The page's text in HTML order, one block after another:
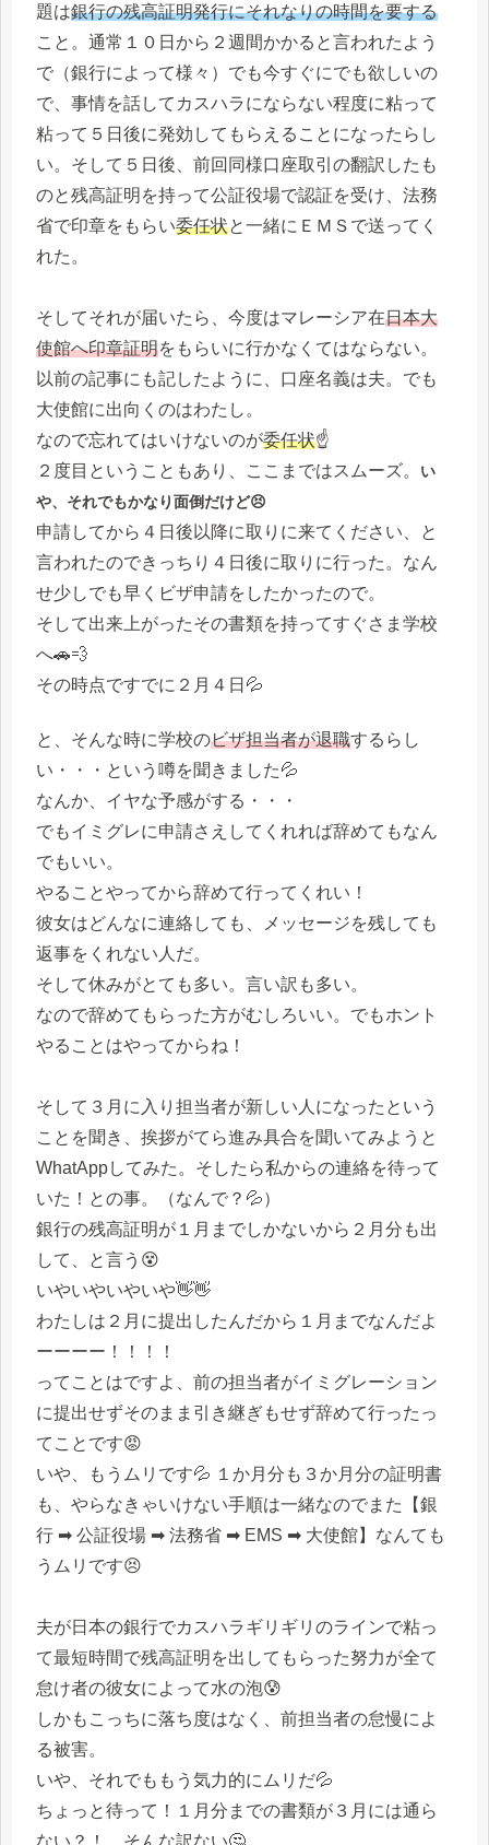
題は銀行の残高証明発行にそれなりの時間を要する
こと。通常１０日から２週間かかると言われたよう
で（銀行によって様々）でも今すぐにでも欲しいの
で、事情を話してカスハラにならない程度に粘って
粘って５日後に発効してもらえることになったらし
い。そして５日後、前回同様口座取引の翻訳したも
のと残高証明を持って公証役場で認証を受け、法務
省で印章をもらい委任状と一緒にＥＭＳで送ってく
れた。
そしてそれが届いたら、今度はマレーシア在日本大
使館へ印章証明をもらいに行かなくてはならない。
以前の記事にも記したように、口座名義は夫。でも
大使館に出向くのはわたし。
なので忘れてはいけないのが委任状☝
２度目ということもあり、ここまではスムーズ。 い
や、それでもかなり面倒だけど😣
申請してから４日後以降に取りに来てください、と
言われたのできっちり４日後に取りに行った。なん
せ少しでも早くビザ申請をしたかったので。
そして出来上がったその書類を持ってすぐさま学校
へ🚗💨
その時点ですでに２月４日💦
と、そんな時に学校のビザ担当者が退職するらし
い・・・という噂を聞きました💦
なんか、イヤな予感がする・・・
でもイミグレに申請さえしてくれれば辞めてもなん
でもいい。
やることやってから辞めて行ってくれい！
彼女はどんなに連絡しても、メッセージを残しても
返事をくれない人だ。
そして休みがとても多い。言い訳も多い。
なので辞めてもらった方がむしろいい。でもホント
やることはやってからね！
そして３月に入り担当者が新しい人になったという
ことを聞き、挨拶がてら進み具合を聞いてみようと
WhatAppしてみた。そしたら私からの連絡を待って
いた！との事。（なんで？💦）
銀行の残高証明が１月までしかないから２月分も出
して、と言う😵
いやいやいやいや👋👋
わたしは２月に提出したんだから１月までなんだよ
ーーーー！！！！
ってことはですよ、前の担当者がイミグレーション
に提出せずそのまま引き継ぎもせず辞めて行ったっ
てことです😡
いや、もうムリです💦 １か月分も３か月分の証明書
も、やらなきゃいけない手順は一緒なのでまた【銀
行 ➡ 公証役場 ➡ 法務省 ➡ EMS ➡ 大使館】なんても
うムリです😣
夫が日本の銀行でカスハラギリギリのラインで粘っ
て最短時間で残高証明を出してもらった努力が全て
怠け者の彼女によって水の泡😰
しかもこっちに落ち度はなく、前担当者の怠慢によ
る被害。
いや、それでももう気力的にムリだ💦
ちょっと待って！１月分までの書類が３月には通ら
ない？！ そんな訳ない🤔